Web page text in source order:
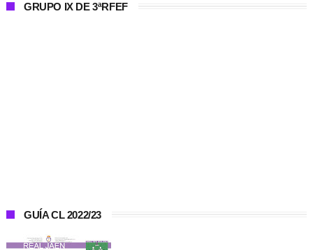
GRUPO IX DE 3ªRFEF
GUÍA CL 2022/23